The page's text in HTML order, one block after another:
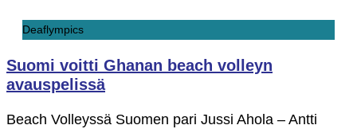
Deaflympics
Suomi voitti Ghanan beach volleyn
avauspelissä
Beach Volleyssä Suomen pari Jussi Ahola – Antti